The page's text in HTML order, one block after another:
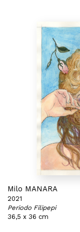
Milo MANARA
2021
Periodo Filipepi
36,5 x 36 cm